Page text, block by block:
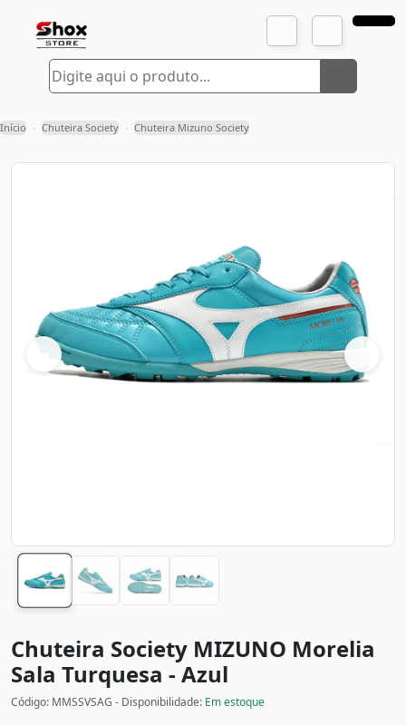
Início › Chuteira Society › Chuteira Mizuno Society
Chuteira Society MIZUNO Morelia
Sala Turquesa - Azul
Código: MMSSVSAG - Disponibilidade: Em estoque